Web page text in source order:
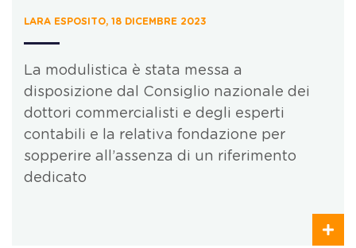
LARA ESPOSITO, 18 DICEMBRE 2023
La modulistica è stata messa a
disposizione dal Consiglio nazionale dei
dottori commercialisti e degli esperti
contabili e la relativa fondazione per
sopperire all’assenza di un riferimento
dedicato